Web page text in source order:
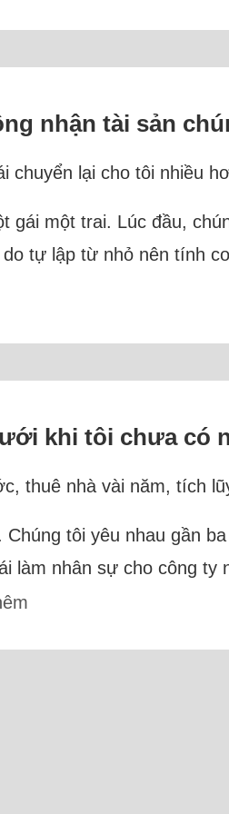
nhận tài sản
chuyển lại cho tôi nhiều
gái một trai. Lúc đầu,
tự lập từ nhỏ nên tính
khi tôi chưa có
thuê nhà vài năm, tích
tôi yêu nhau gần
làm nhân sự cho công